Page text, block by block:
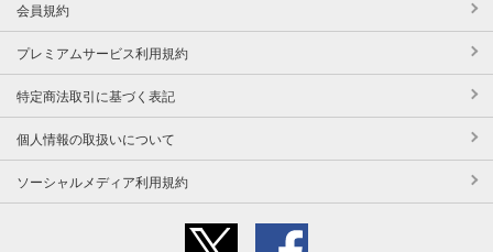
会員規約
プレミアムサービス利用規約
特定商法取引に基づく表記
個人情報の取扱いについて
ソーシャルメディア利用規約